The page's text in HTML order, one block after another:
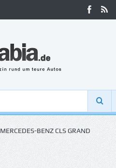
MERCEDES-BENZ CLS GRAND